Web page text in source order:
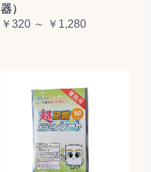
器）
￥320 ～ ￥1,280